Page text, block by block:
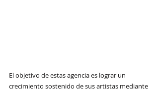
El objetivo de estas agencia es lograr un
crecimiento sostenido de sus artistas mediante